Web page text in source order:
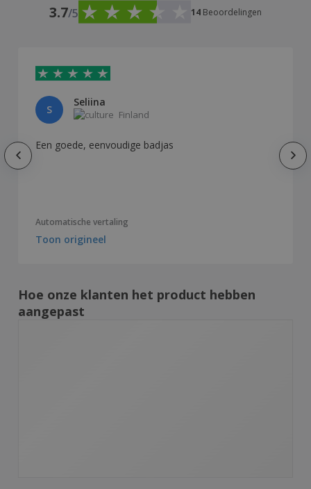
3.7/5 14 Beoordelingen
S
Seliina
Finland
Een goede, eenvoudige badjas
Automatische vertaling
Toon origineel
Hoe onze klanten het product hebben
aangepast